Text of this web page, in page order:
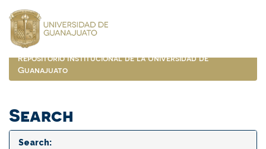
navigation
Repositorio Institucional de la Universidad de
Guanajuato
Search
Search: